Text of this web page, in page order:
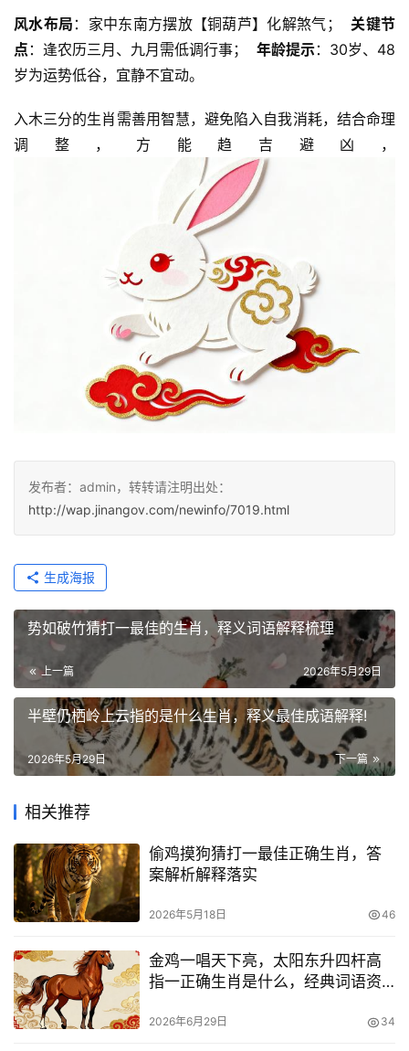
风水布局 ：家中东南方摆放【铜葫芦】化解煞气； 关键节
点 ：逢农历三月、九月需低调行事； 年龄提示：30岁、48
岁为运势低谷，宜静不宜动。
入木三分的生肖需善用智慧，避免陷入自我消耗，结合命理
调整，方能趋吉避凶，
发布者：admin，转转请注明出处：
http://wap.jinangov.com/newinfo/7019.html
生成海报
势如破竹猜打一最佳的生肖，释义词语解释梳理
上一篇 2026年5月29日
半壁仍栖岭上云指的是什么生肖，释义最佳成语解释!
下一篇
2026年5月29日
相关推荐
偷鸡摸狗猜打一最佳正确生肖，答
案解析解释落实
2026年5月18日 46
金鸡一唱天下亮，太阳东升四杆高
指一正确生肖是什么，经典词语资
2026年6月29日 34